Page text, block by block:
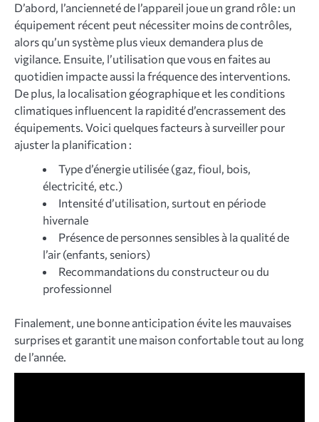
D’abord, l’ancienneté de l’appareil joue un grand rôle : un
équipement récent peut nécessiter moins de contrôles,
alors qu’un système plus vieux demandera plus de
vigilance. Ensuite, l’utilisation que vous en faites au
quotidien impacte aussi la fréquence des interventions.
De plus, la localisation géographique et les conditions
climatiques influencent la rapidité d’encrassement des
équipements. Voici quelques facteurs à surveiller pour
ajuster la planification :
Type d’énergie utilisée (gaz, fioul, bois,
électricité, etc.)
Intensité d’utilisation, surtout en période
hivernale
Présence de personnes sensibles à la qualité de
l’air (enfants, seniors)
Recommandations du constructeur ou du
professionnel
Finalement, une bonne anticipation évite les mauvaises
surprises et garantit une maison confortable tout au long
de l’année.